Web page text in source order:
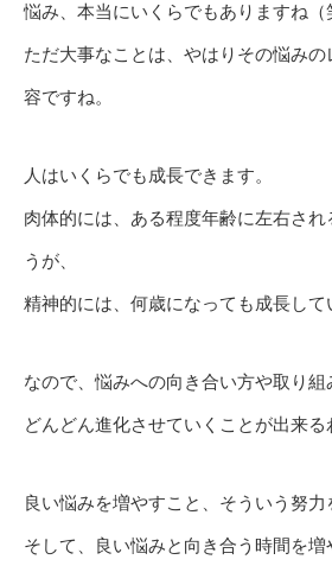
悩み、本当にいくらでもありますね（
ただ大事なことは、やはりその悩み
容ですね。
人はいくらでも成長できます。
肉体的には、ある程度年齢に左右され
うが、
精神的には、何歳になっても成長して
なので、悩みへの向き合い方や取り組
どんどん進化させていくことが出来る
良い悩みを増やすこと、そういう努力
そして、良い悩みと向き合う時間を増